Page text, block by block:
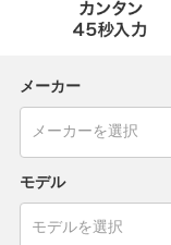
メーカー
モデル